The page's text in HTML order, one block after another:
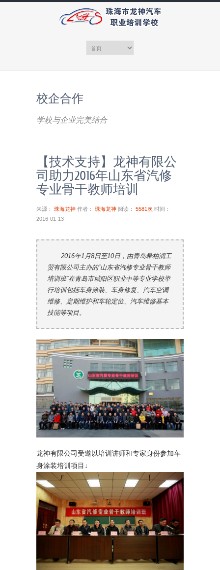
校企合作
学校与企业完美结合
【技术支持】龙神有限公
司助力2016年山东省汽修
专业骨干教师培训
来源： 珠海龙神 作者： 珠海龙神 阅读： 5581次 时间：
2016-01-13
2016年1月8日至10日，由青岛希柏润工
贸有限公司主办的“山东省汽修专业骨干教师
培训班”在青岛市城阳区职业中等专业学校举
行培训包括车身涂装、车身修复、汽车空调
维修、定期维护和车轮定位、汽车维修基本
技能等项目。
龙神有限公司受邀以培训讲师和专家身份参加车
身涂装培训项目 ↓